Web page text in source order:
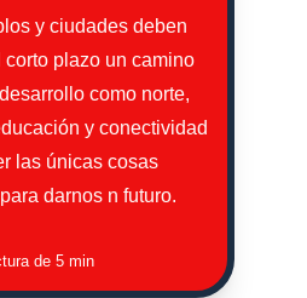
y ciudades deben
corto plazo un camino
como norte,
y conectividad
las únicas cosas
darnos n futuro.
de 5 min